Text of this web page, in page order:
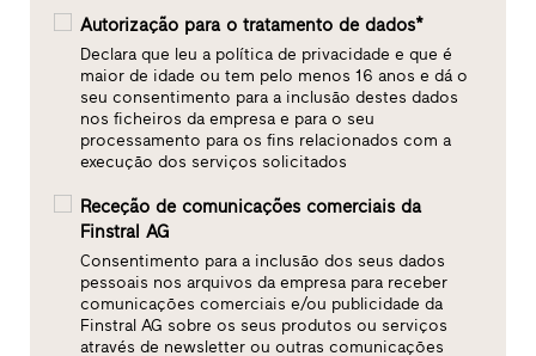
Autorização para o tratamento de dados*
Declara que leu a política de privacidade e que é
maior de idade ou tem pelo menos 16 anos e dá o
seu consentimento para a inclusão destes dados
nos ficheiros da empresa e para o seu
processamento para os fins relacionados com a
execução dos serviços solicitados
Receção de comunicações comerciais da
Finstral AG
Consentimento para a inclusão dos seus dados
pessoais nos arquivos da empresa para receber
comunicações comerciais e/ou publicidade da
Finstral AG sobre os seus produtos ou serviços
através de newsletter ou outras comunicações